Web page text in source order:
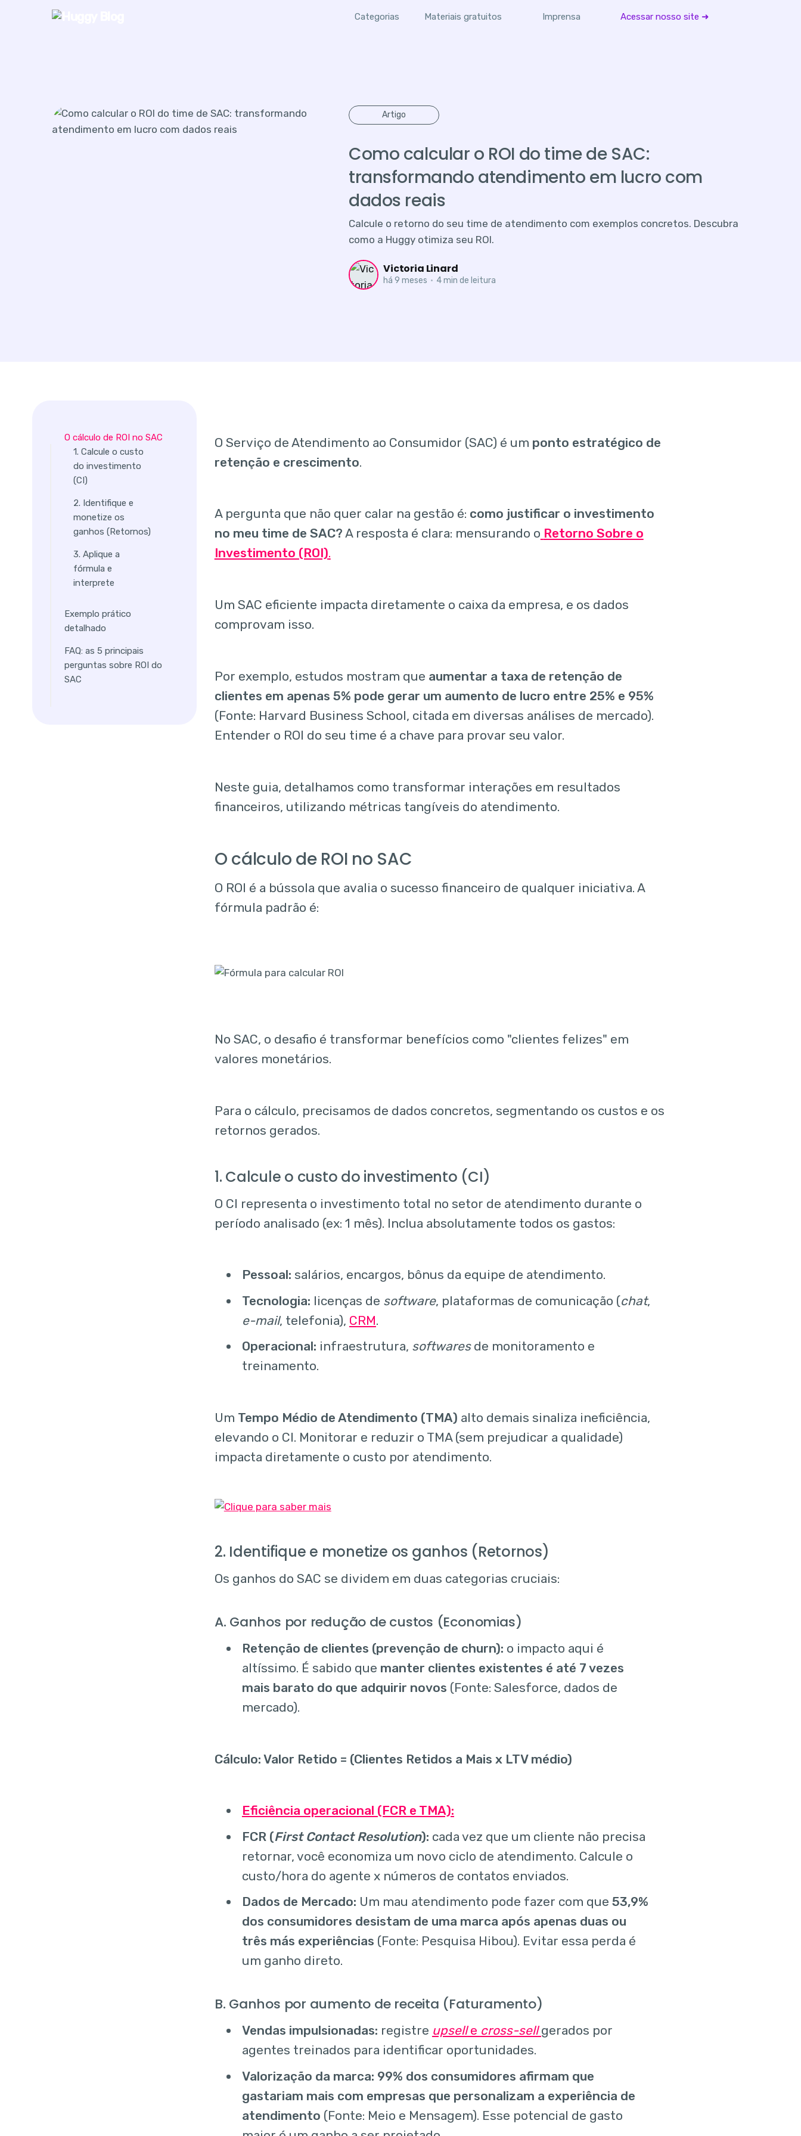
Categorias Materiais gratuitos Imprensa Acessar nosso site ➜
Artigo
Como calcular o ROI do time de SAC:
transformando atendimento em lucro com
dados reais
Calcule o retorno do seu time de atendimento com exemplos concretos. Descubra
como a Huggy otimiza seu ROI.
Victoria Linard
há 9 meses • 4 min de leitura
O cálculo de ROI no SAC
1. Calcule o custo
do investimento
(CI)
2. Identifique e
monetize os
ganhos (Retornos)
3. Aplique a
fórmula e
interprete
Exemplo prático
detalhado
FAQ: as 5 principais
perguntas sobre ROI do
SAC
O Serviço de Atendimento ao Consumidor (SAC) é um ponto estratégico de
retenção e crescimento.
A pergunta que não quer calar na gestão é: como justificar o investimento
no meu time de SAC? A resposta é clara: mensurando o Retorno Sobre o
Investimento (ROI).
Um SAC eficiente impacta diretamente o caixa da empresa, e os dados
comprovam isso.
Por exemplo, estudos mostram que aumentar a taxa de retenção de
clientes em apenas 5% pode gerar um aumento de lucro entre 25% e 95%
(Fonte: Harvard Business School, citada em diversas análises de mercado).
Entender o ROI do seu time é a chave para provar seu valor.
Neste guia, detalhamos como transformar interações em resultados
financeiros, utilizando métricas tangíveis do atendimento.
O cálculo de ROI no SAC
O ROI é a bússola que avalia o sucesso financeiro de qualquer iniciativa. A
fórmula padrão é:
No SAC, o desafio é transformar benefícios como "clientes felizes" em
valores monetários.
Para o cálculo, precisamos de dados concretos, segmentando os custos e os
retornos gerados.
1. Calcule o custo do investimento (CI)
O CI representa o investimento total no setor de atendimento durante o
período analisado (ex: 1 mês). Inclua absolutamente todos os gastos:
Pessoal: salários, encargos, bônus da equipe de atendimento.
Tecnologia: licenças de software, plataformas de comunicação (chat,
e-mail, telefonia), CRM.
Operacional: infraestrutura, softwaresde monitoramento e
treinamento.
Um Tempo Médio de Atendimento (TMA) alto demais sinaliza ineficiência,
elevando o CI. Monitorar e reduzir o TMA (sem prejudicar a qualidade)
impacta diretamente o custo por atendimento.
2. Identifique e monetize os ganhos (Retornos)
Os ganhos do SAC se dividem em duas categorias cruciais:
A. Ganhos por redução de custos (Economias)
Retenção de clientes (prevenção de churn): o impacto aqui é
altíssimo. É sabido que manter clientes existentes é até 7 vezes
mais barato do que adquirir novos (Fonte: Salesforce, dados de
mercado).
Cálculo: Valor Retido = (Clientes Retidos a Mais x LTV médio)
Eficiência operacional (FCR e TMA):
FCR (First Contact Resolution): cada vez que um cliente não precisa
retornar, você economiza um novo ciclo de atendimento. Calcule o
custo/hora do agente x números de contatos enviados.
Dados de Mercado: Um mau atendimento pode fazer com que 53,9%
dos consumidores desistam de uma marca após apenas duas ou
três más experiências (Fonte: Pesquisa Hibou). Evitar essa perda é
um ganho direto.
B. Ganhos por aumento de receita (Faturamento)
Vendas impulsionadas: registre upselle cross-sell gerados por
agentes treinados para identificar oportunidades.
Valorização da marca: 99% dos consumidores afirmam que
gastariam mais com empresas que personalizam a experiência de
atendimento (Fonte: Meio e Mensagem). Esse potencial de gasto